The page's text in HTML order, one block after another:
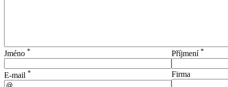
Jméno * Příjmení *
E-mail * Firma